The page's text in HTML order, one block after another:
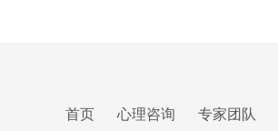
首页 心理咨询 专家团队